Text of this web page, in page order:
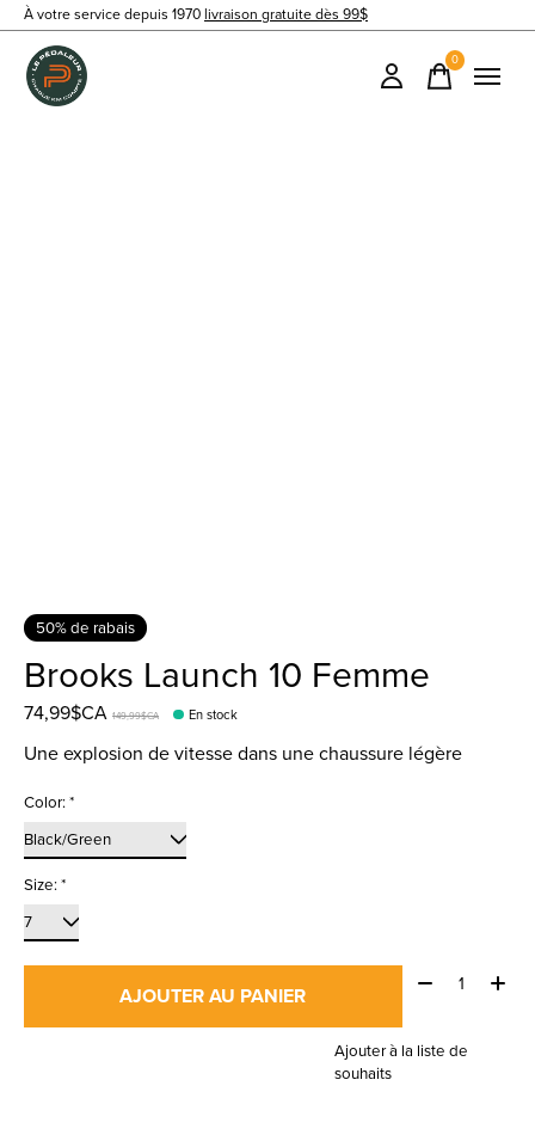
À votre service depuis 1970 livraison gratuite dès 99$
0items
50% de rabais
Brooks Launch 10 Femme
74,99$CA 149,99$CA En stock
Une explosion de vitesse dans une chaussure légère
Color:*
Size:*
AJOUTER AU PANIER
Quantité:
Ajouter à la liste de
souhaits